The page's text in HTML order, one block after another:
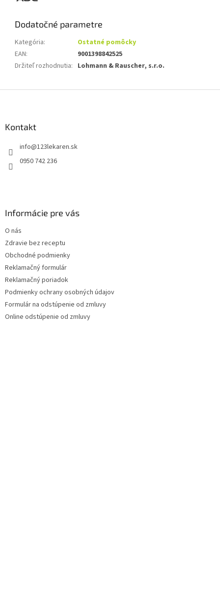
Dodatočné parametre
Kategória:
Ostatné pomôcky
EAN:
9001398842525
Držiteľ rozhodnutia: Lohmann & Rauscher, s.r.o.
Kontakt
info@123lekaren.sk
0950 742 236
Informácie pre vás
O nás
Zdravie bez receptu
Obchodné podmienky
Reklamačný formulár
Reklamačný poriadok
Podmienky ochrany osobných údajov
Formulár na odstúpenie od zmluvy
Online odstúpenie od zmluvy